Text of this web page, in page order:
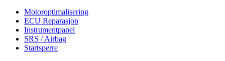
Motoroptimalisering
ECU Reparasjon
Instrumentpanel
SRS / Airbag
Startsperre